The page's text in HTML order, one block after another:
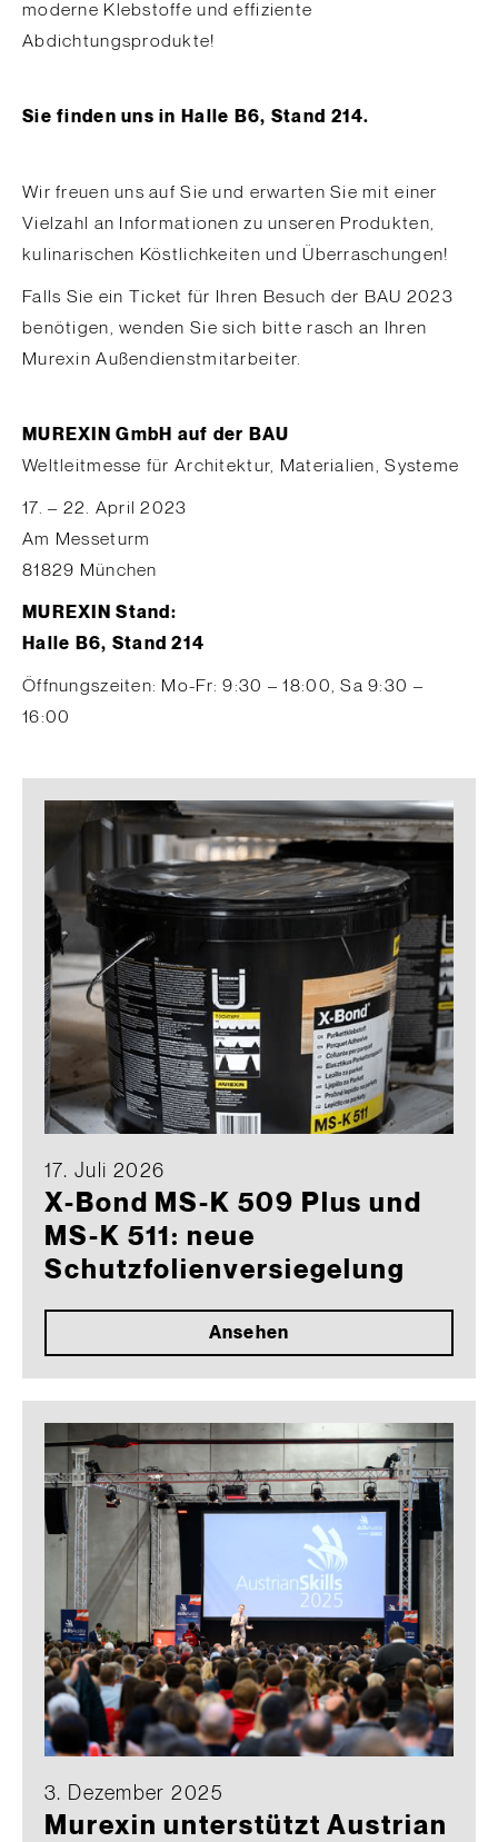
moderne Klebstoffe und effiziente
Abdichtungsprodukte!
Sie finden uns in Halle B6, Stand 214.
Wir freuen uns auf Sie und erwarten Sie mit einer
Vielzahl an Informationen zu unseren Produkten,
kulinarischen Köstlichkeiten und Überraschungen!
Falls Sie ein Ticket für Ihren Besuch der BAU 2023
benötigen, wenden Sie sich bitte rasch an Ihren
Murexin Außendienstmitarbeiter.
MUREXIN GmbH auf der BAU
Weltleitmesse für Architektur, Materialien, Systeme
17. – 22. April 2023
Am Messeturm
81829 München
MUREXIN Stand:
Halle B6, Stand 214
Öffnungszeiten: Mo-Fr: 9:30 – 18:00, Sa 9:30 –
16:00
17. Juli 2026
X-Bond MS-K 509 Plus und
MS-K 511: neue
Schutzfolienversiegelung
Ansehen
3. Dezember 2025
Murexin unterstützt Austrian